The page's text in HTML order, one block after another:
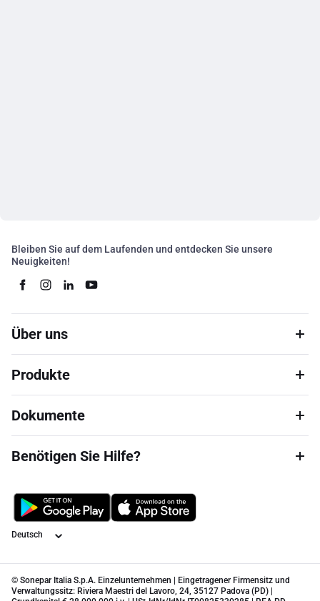
Bleiben Sie auf dem Laufenden und entdecken Sie unsere
Neuigkeiten!
Über uns
Produkte
Dokumente
Benötigen Sie Hilfe?
Sprache
© Sonepar Italia S.p.A. Einzelunternehmen | Eingetragener Firmensitz und
Verwaltungssitz: Riviera Maestri del Lavoro, 24, 35127 Padova (PD) |